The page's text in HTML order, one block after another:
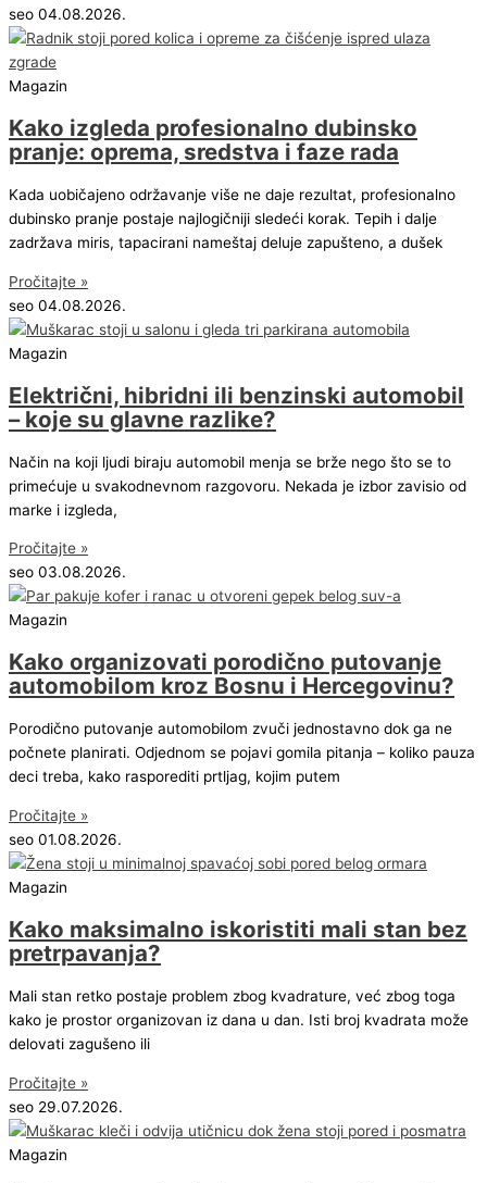
seo 04.08.2026.
Magazin
Kako izgleda profesionalno dubinsko
pranje: oprema, sredstva i faze rada
Kada uobičajeno održavanje više ne daje rezultat, profesionalno
dubinsko pranje postaje najlogičniji sledeći korak. Tepih i dalje
zadržava miris, tapacirani nameštaj deluje zapušteno, a dušek
Pročitajte »
seo 04.08.2026.
Magazin
Električni, hibridni ili benzinski automobil
– koje su glavne razlike?
Način na koji ljudi biraju automobil menja se brže nego što se to
primećuje u svakodnevnom razgovoru. Nekada je izbor zavisio od
marke i izgleda,
Pročitajte »
seo 03.08.2026.
Magazin
Kako organizovati porodično putovanje
automobilom kroz Bosnu i Hercegovinu?
Porodično putovanje automobilom zvuči jednostavno dok ga ne
počnete planirati. Odjednom se pojavi gomila pitanja – koliko pauza
deci treba, kako rasporediti prtljag, kojim putem
Pročitajte »
seo 01.08.2026.
Magazin
Kako maksimalno iskoristiti mali stan bez
pretrpavanja?
Mali stan retko postaje problem zbog kvadrature, već zbog toga
kako je prostor organizovan iz dana u dan. Isti broj kvadrata može
delovati zagušeno ili
Pročitajte »
seo 29.07.2026.
Magazin